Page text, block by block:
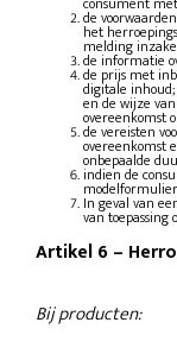
de
het
melding
de informatie
de prijs met
digitale
en de wijze
overeenkomst
de vereisten
overeenkomst
onbepaalde
indien de
In geval van
van toepassing
Artikel 6–
Bij producten: